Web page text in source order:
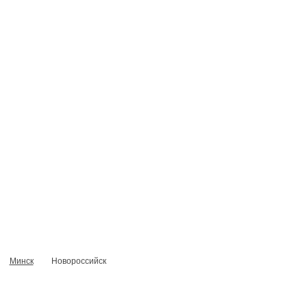
Минск Новороссийск